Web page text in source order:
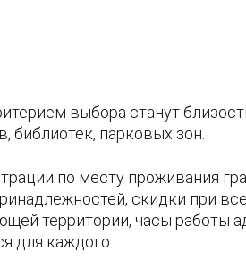
выбора станут
библиотек, парковых зон.
по месту проживания
скидки при
территории, часы работы
для каждого.